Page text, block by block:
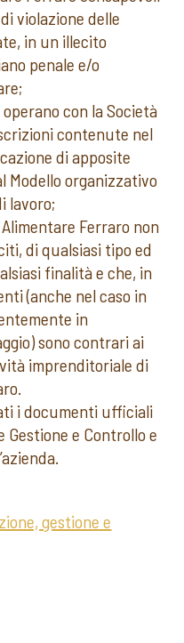
violazione delle
in un illecito
penale e/o
con la Società
contenute nel
di apposite
Modello organizzativo
lavoro;
Ferraro non
di qualsiasi tipo ed
finalità e che, in
(anche nel caso in
in
sono contrari ai
imprenditoriale di
i documenti ufficiali
Gestione e Controllo e
gestione e